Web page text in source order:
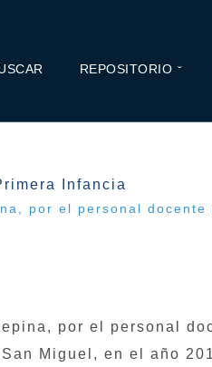
REPOSITORIO
Infancia
por el personal
por el personal
Miguel, en el año